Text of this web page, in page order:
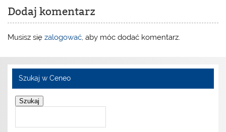
Dodaj komentarz
Musisz sięzalogować, aby móc dodać komentarz.
Szukaj w Ceneo
Szukaj